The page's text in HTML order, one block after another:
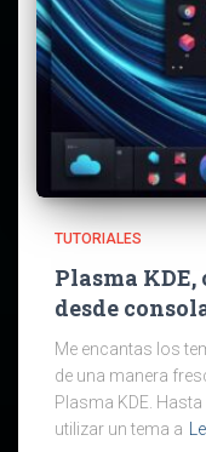
TUTORIALES
Plasma
desde
Me encantas los
de una manera
Plasma KDE.
utilizar un tema a